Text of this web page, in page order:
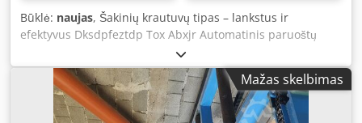
Būklė: naujas, Šakinių krautuvų tipas – lankstus ir
efektyvus Dksdpfeztdp Tox Abxjr Automatinis paruoštų
bėgelių atėmimas iš esamų gamybos įrenginių. – Bėgelių
krovimas ir rikiuotė – Skirtingiems bėgelių matmenims –
Integravimas į esamus įrenginius – Rankinio darbo
apimties sumažinimas – Efektyvus ir vietą taupantis
bėgelių krovimas Idealiai tinka esamoms bėgelių gamybos
Mažas skelbimas